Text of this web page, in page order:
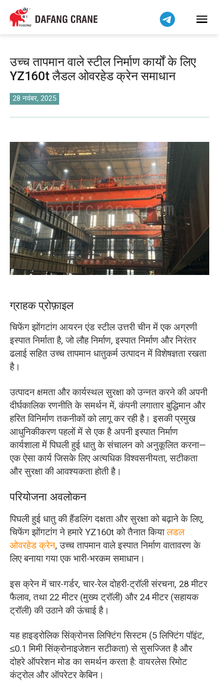
उच्च तापमान वाले स्टील निर्माण कार्यों के लिए
YZ160t लैडल ओवरहेड क्रेन समाधान
28 नवंबर, 2025
ग्राहक प्रोफ़ाइल
चिफेंग झोंगटांग आयरन एंड स्टील उत्तरी चीन में एक अग्रणी
इस्पात निर्माता है, जो लौह निर्माण, इस्पात निर्माण और निरंतर
ढलाई सहित उच्च तापमान धातुकर्म उत्पादन में विशेषज्ञता रखता
है।
उत्पादन क्षमता और कार्यस्थल सुरक्षा को उन्नत करने की अपनी
दीर्घकालिक रणनीति के समर्थन में, कंपनी लगातार बुद्धिमान और
हरित विनिर्माण तकनीकों को लागू कर रही है। इसकी प्रमुख
आधुनिकीकरण पहलों में से एक है अपनी इस्पात निर्माण
कार्यशाला में पिघली हुई धातु के संचालन को अनुकूलित करना—
एक ऐसा कार्य जिसके लिए अत्यधिक विश्वसनीयता, सटीकता
और सुरक्षा की आवश्यकता होती है।
परियोजना अवलोकन
पिघली हुई धातु की हैंडलिंग दक्षता और सुरक्षा को बढ़ाने के लिए,
चिफेंग झोंगटांग ने हमारे YZ160t को तैनात कियालडल
ओवरहेड क्रेन, उच्च तापमान वाले इस्पात निर्माण वातावरण के
लिए बनाया गया एक भारी-भरकम समाधान।
इस क्रेन में चार-गर्डर, चार-रेल दोहरी-ट्रॉली संरचना, 28 मीटर
फैलाव, तथा 22 मीटर (मुख्य ट्रॉली) और 24 मीटर (सहायक
ट्रॉली) की उठाने की ऊंचाई है।
यह हाइड्रोलिक सिंक्रोनस लिफ्टिंग सिस्टम (5 लिफ्टिंग पॉइंट,
≤0.1 मिमी सिंक्रोनाइजेशन सटीकता) से सुसज्जित है और
दोहरे ऑपरेशन मोड का समर्थन करता है: वायरलेस रिमोट
कंट्रोल और ऑपरेटर केबिन।
Bahasa Indonesia
Bahasa Melayu
বাংলা
فارسی
Pilipino
اردو
Čeština
Беларуская мова
Kiswahili
Dansk
Norsk
O‘zbekcha